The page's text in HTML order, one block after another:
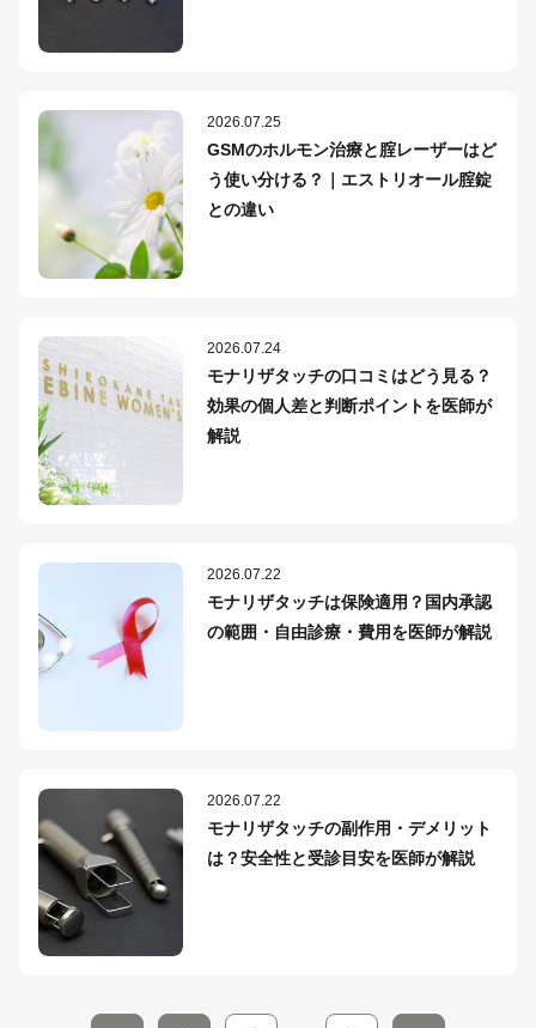
2026.07.25
GSMのホルモン治療と腟レーザーはど
う使い分ける？｜エストリオール腟錠
との違い
2026.07.24
モナリザタッチの口コミはどう見る？
効果の個人差と判断ポイントを医師が
解説
2026.07.22
モナリザタッチは保険適用？国内承認
の範囲・自由診療・費用を医師が解説
2026.07.22
モナリザタッチの副作用・デメリット
は？安全性と受診目安を医師が解説